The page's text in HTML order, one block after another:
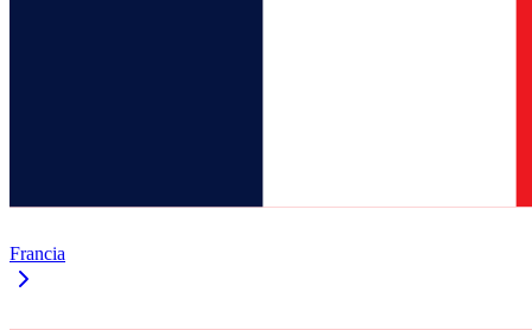
Francia